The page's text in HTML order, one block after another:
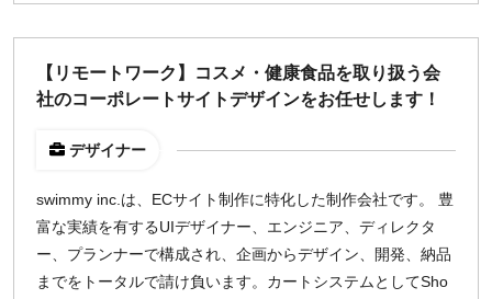
【リモートワーク】コスメ・健康食品を取り扱う会
社のコーポレートサイトデザインをお任せします！
デザイナー
swimmy inc.は、ECサイト制作に特化した制作会社です。 豊
富な実績を有するUIデザイナー、エンジニア、ディレクタ
ー、プランナーで構成され、企画からデザイン、開発、納品
までをトータルで請け負います。カートシステムとしてSho